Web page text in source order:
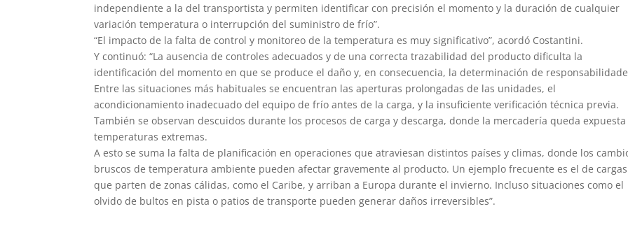
independiente a la del transportista y permiten identificar con precisión el momento y la duración de cualquier
variación temperatura o interrupción del suministro de frío”.
“El impacto de la falta de control y monitoreo de la temperatura es muy significativo”, acordó Costantini.
Y continuó: “La ausencia de controles adecuados y de una correcta trazabilidad del producto dificulta la
identificación del momento en que se produce el daño y, en consecuencia, la determinación de
Entre las situaciones más habituales se encuentran las aperturas prolongadas de las unidades, el
acondicionamiento inadecuado del equipo de frío antes de la carga, y la insuficiente verificación técnica previa.
También se observan descuidos durante los procesos de carga y descarga, donde la mercadería queda expuesta
temperaturas extremas.
A esto se suma la falta de planificación en operaciones que atraviesan distintos países y climas, donde los
bruscos de temperatura ambiente pueden afectar gravemente al producto. Un ejemplo frecuente es el de cargas
que parten de zonas cálidas, como el Caribe, y arriban a Europa durante el invierno. Incluso situaciones como el
olvido de bultos en pista o patios de transporte pueden generar daños irreversibles”.